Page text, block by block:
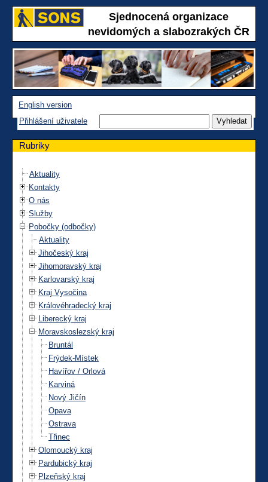
Sjednocená organizace
nevidomých a slabozrakých ČR
English version
Přihlášení uživatele
Rubriky
Aktuality
Kontakty
O nás
Služby
Pobočky (odbočky)
Aktuality
Jihočeský kraj
Jihomoravský kraj
Karlovarský kraj
Kraj Vysočina
Královéhradecký kraj
Liberecký kraj
Moravskoslezský kraj
Bruntál
Frýdek-Místek
Havířov / Orlová
Karviná
Nový Jičín
Opava
Ostrava
Třinec
Olomoucký kraj
Pardubický kraj
Plzeňský kraj